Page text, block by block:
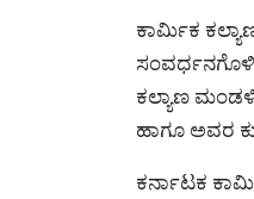
ಕಾರ್ಮಿಕ
ಕಲ್ಯಾಣ
ಹಾಗೂ ಅವರ
ಕರ್ನಾಟಕ